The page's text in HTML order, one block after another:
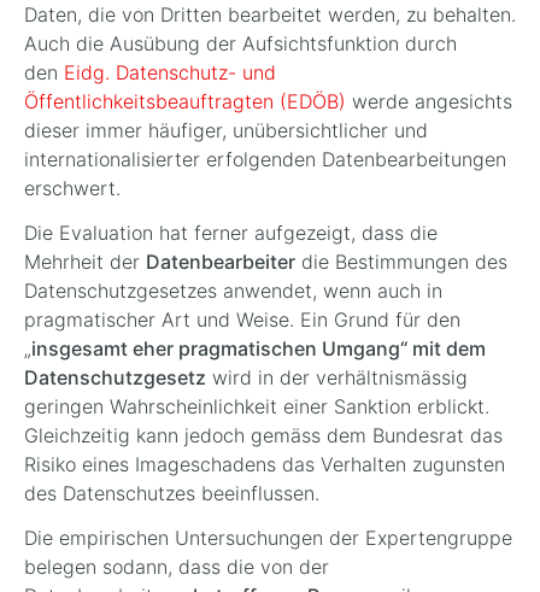
Daten, die von Dritten bearbeitet werden, zu behalten.
Auch die Ausübung der Aufsichtsfunktion durch
den Eidg. Datenschutz- und
Öffentlichkeitsbeauftragten (EDÖB) werde angesichts
dieser immer häufiger, unübersichtlicher und
internationalisierter erfolgenden Datenbearbeitungen
erschwert.
Die Evaluation hat ferner aufgezeigt, dass die
Mehrheit der Datenbearbeiter die Bestimmungen des
Datenschutzgesetzes anwendet, wenn auch in
pragmatischer Art und Weise. Ein Grund für den
„insgesamt eher pragmatischen Umgang“ mit dem
Datenschutzgesetz wird in der verhältnismässig
geringen Wahrscheinlichkeit einer Sanktion erblickt.
Gleichzeitig kann jedoch gemäss dem Bundesrat das
Risiko eines Imageschadens das Verhalten zugunsten
des Datenschutzes beeinflussen.
Die empirischen Untersuchungen der Expertengruppe
belegen sodann, dass die von der